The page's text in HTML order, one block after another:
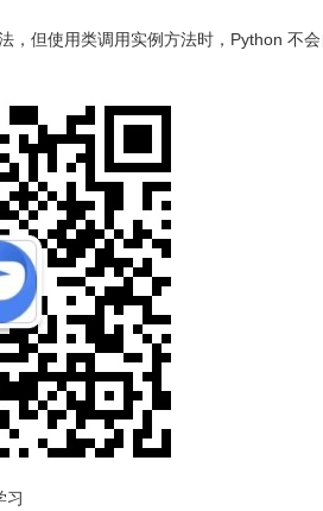
，但使用类调用实例方法时，Python 不
习